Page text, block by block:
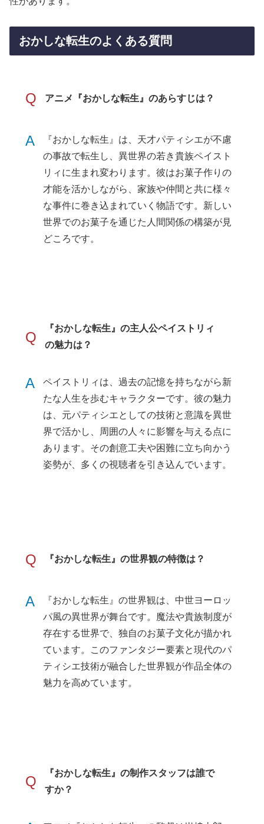
おかしな転生のよくある質問
Q アニメ『おかしな転生』のあらすじは？
A
『おかしな転生』は、天才パティシエが不慮
の事故で転生し、異世界の若き貴族ペイスト
リィに生まれ変わります。彼はお菓子作りの
才能を活かしながら、家族や仲間と共に様々
な事件に巻き込まれていく物語です。新しい
世界でのお菓子を通じた人間関係の構築が見
どころです。
Q
『おかしな転生』の主人公ペイストリィ
の魅力は？
A
ペイストリィは、過去の記憶を持ちながら新
たな人生を歩むキャラクターです。彼の魅力
は、元パティシエとしての技術と意識を異世
界で活かし、周囲の人々に影響を与える点に
あります。その創意工夫や困難に立ち向かう
姿勢が、多くの視聴者を引き込んでいます。
Q 『おかしな転生』の世界観の特徴は？
A
『おかしな転生』の世界観は、中世ヨーロッ
パ風の異世界が舞台です。魔法や貴族制度が
存在する世界で、独自のお菓子文化が描かれ
ています。このファンタジー要素と現代のパ
ティシエ技術が融合した世界観が作品全体の
魅力を高めています。
Q
『おかしな転生』の制作スタッフは誰で
すか？